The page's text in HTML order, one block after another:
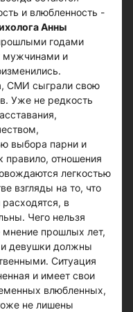
и влюбленность -
Анны
годами
мужчинами и
СМИ сыграли свою
Уже не редкость
выбора парни и
правило, отношения
легкостью
взгляды на то, что
в
Чего нельзя
мнение прошлых лет,
девушки должны
Ситуация
и имеет свои
влюбленных,
не лишены